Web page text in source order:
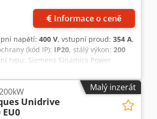
Informace o ceně
napětí: 400 V, vstupní proud: 354 A,
(kód IP): IP20, stálý výkon: 200
typu: Siemens Sinamics Power
0XE41-6UA0 ° S PEČETÍ KVALITY!
ovládacímu panelu ° Možnost rychlé
součástí dodávky K dispozici pouze
v původním stavu, v jakém byla
fotografiích produktu. Je funkční a
Malý inzerát
Unidrive
EU0